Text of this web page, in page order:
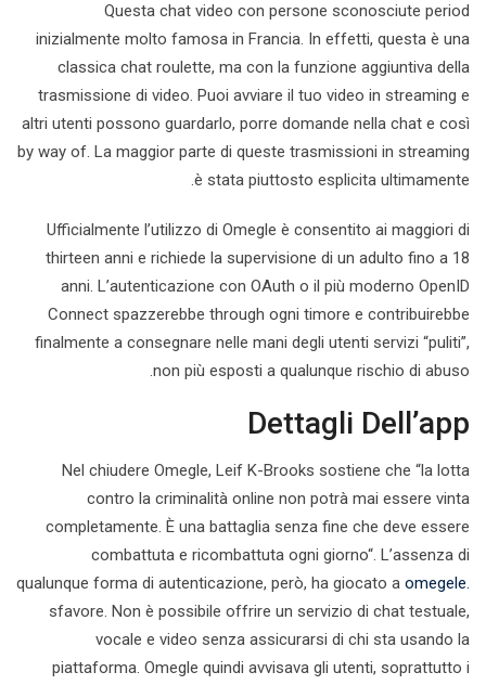
Questa chat video con persone sconosciute period
inizialmente molto famosa in Francia. In effetti, questa è una
classica chat roulette, ma con la funzione aggiuntiva della
trasmissione di video. Puoi avviare il tuo video in streaming e
altri utenti possono guardarlo, porre domande nella chat e così
by way of. La maggior parte di queste trasmissioni in streaming
è stata piuttosto esplicita ultimamente.
Ufficialmente l’utilizzo di Omegle è consentito ai maggiori di
thirteen anni e richiede la supervisione di un adulto fino a 18
anni. L’autenticazione con OAuth o il più moderno OpenID
Connect spazzerebbe through ogni timore e contribuirebbe
finalmente a consegnare nelle mani degli utenti servizi “puliti”,
non più esposti a qualunque rischio di abuso.
Dettagli Dell’app
Nel chiudere Omegle, Leif K-Brooks sostiene che “la lotta
contro la criminalità online non potrà mai essere vinta
completamente. È una battaglia senza fine che deve essere
combattuta e ricombattuta ogni giorno“. L’assenza di
qualunque forma di autenticazione, però, ha giocato a omegele.
sfavore. Non è possibile offrire un servizio di chat testuale,
vocale e video senza assicurarsi di chi sta usando la
piattaforma. Omegle quindi avvisava gli utenti, soprattutto i